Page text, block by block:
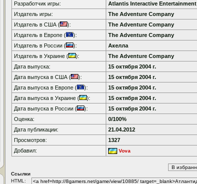
Разработчик игры:
Atlantis Interactive Entertainment
Издатель игры:
The Adventure Company
Издатель в США (
):
The Adventure Company
Издатель в Европе (
):
The Adventure Company
Издатель в России (
):
Акелла
Издатель в Украине (
):
The Adventure Company
Дата выпуска:
15 октября 2004 г.
Дата выпуска в США (
):
15 октября 2004 г.
Дата выпуска в Европе (
):
15 октября 2004 г.
Дата выпуска в Украине (
):
15 октября 2004 г.
Дата выпуска в России (
):
15 октября 2004 г.
Оценка:
0/100%
Дата публикации:
21.04.2012
Просмотров:
1327
Добавил:
Vova
Ссылки
HTML: